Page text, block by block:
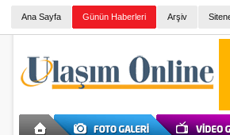
Ana Sayfa Günün Haberleri Arşiv